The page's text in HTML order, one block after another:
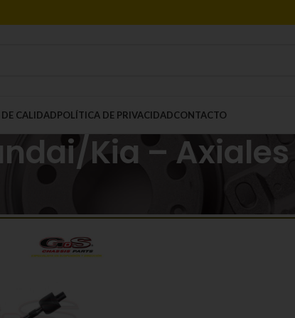
CALIDADPOLÍTICA DE PRIVACIDADCONTACTO
Kia – Axiales